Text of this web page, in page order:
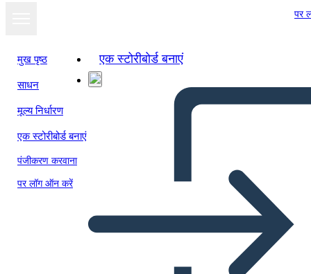
पर
मुख पृष्ठ
साधन
मूल्य निर्धारण
एक स्टोरीबोर्ड बनाएं
पंजीकरण करवाना
पर लॉग ऑन करें
एक स्टोरीबोर्ड बनाएं